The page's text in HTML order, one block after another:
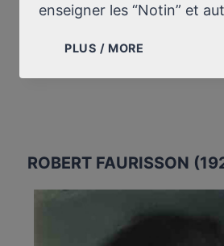
enseigner les “Notin” et
PLUS / MORE
(II)
ROBERT FAURISSON